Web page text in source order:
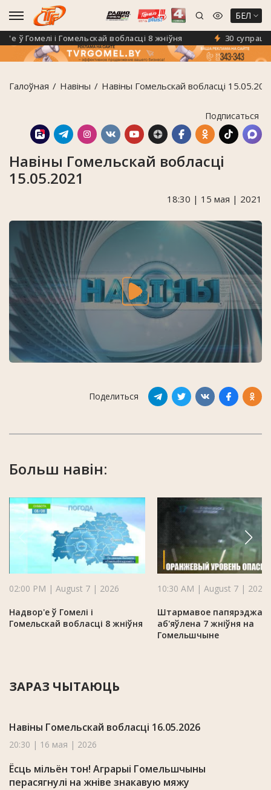
БЕЛ
Гомелі і Гомельскай вобласці 8 жніўня 30
Галоўная Навiны Навіны Гомельскай вобласці
Подписаться
Навіны Гомельскай вобласці
15.05.2021
18:30 | 15 мая | 2021
Поделиться
Больш навін:
02:00 PM | August 7 | 2026
Надвор'е ў Гомелі і
Гомельскай вобласці 8 жніўня
10:30 AM | August 7 | 2026
Штармавое
аб'яўлена 7 жніўня на
Гомельшчыне
ЗАРАЗ ЧЫТАЮЦЬ
Навіны Гомельскай вобласці 16.05.2026
20:30 | 16 мая | 2026
Ёсць мільён тон! Аграрыі Гомельшчыны
перасягнулі на жніве знакавую мяжу